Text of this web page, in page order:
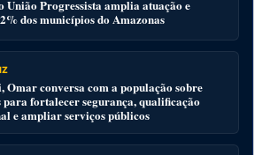
União Progressista amplia atuação e
dos municípios do Amazonas
Omar conversa com a população sobre
para fortalecer segurança, qualificação
e ampliar serviços públicos